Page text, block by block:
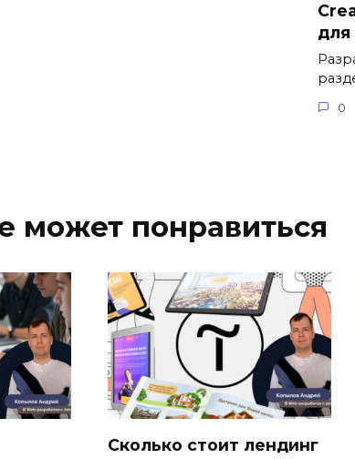
для
0
может понравиться
Сколько стоит лендинг